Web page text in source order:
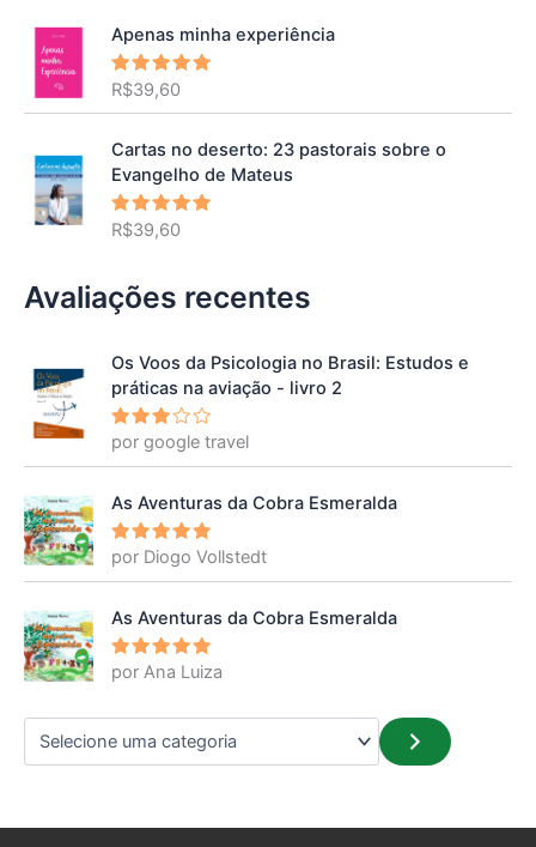
Apenas minha experiência
Avaliação
de 5
R$39,60
Cartas no deserto: 23 pastorais sobre o
Evangelho de Mateus
Avaliação
de 5
R$39,60
Avaliações recentes
Os Voos da Psicologia no Brasil: Estudos e
práticas na aviação - livro 2
Avalia
ção3
por google travel
As Aventuras da Cobra Esmeralda
Avaliação
5
por Diogo Vollstedt
As Aventuras da Cobra Esmeralda
Avaliação
5
por Ana Luiza